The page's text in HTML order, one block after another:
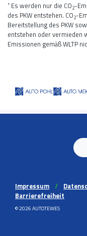
¹ Es werden nur die CO2-
des PKW entstehen. CO2-
Bereitstellung des PKW
entstehen oder vermieden
Emissionen gemäß WLTP
Impressum //
Barrierefreiheit
© 2026 AUTOTEWES